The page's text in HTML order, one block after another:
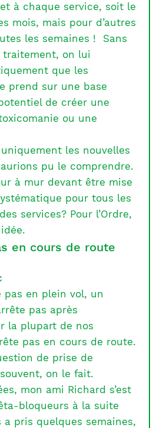
à chaque service, soit le
mois, mais pour d’autres
les semaines ! Sans
traitement, on lui
que les
prend sur une base
de créer une
ou une
les nouvelles
pu le comprendre.
à mur devant être mise
pour tous les
services? Pour l’Ordre,
en cours de route
pas en plein vol, un
pas après
la plupart de nos
pas en cours de route.
de prise de
on le fait.
mon ami Richard s’est
bloqueurs à la suite
a pris quelques semaines,